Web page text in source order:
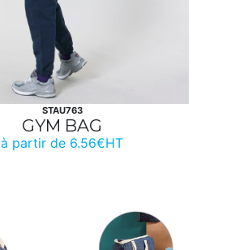
STAU763
GYM BAG
à partir de 6.56€HT